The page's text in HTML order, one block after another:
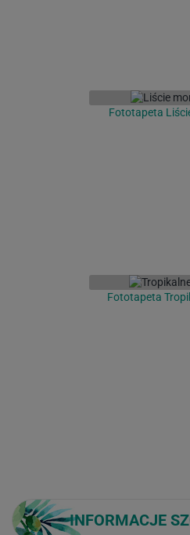
Fototapeta
Fototapeta
INFORMACJE